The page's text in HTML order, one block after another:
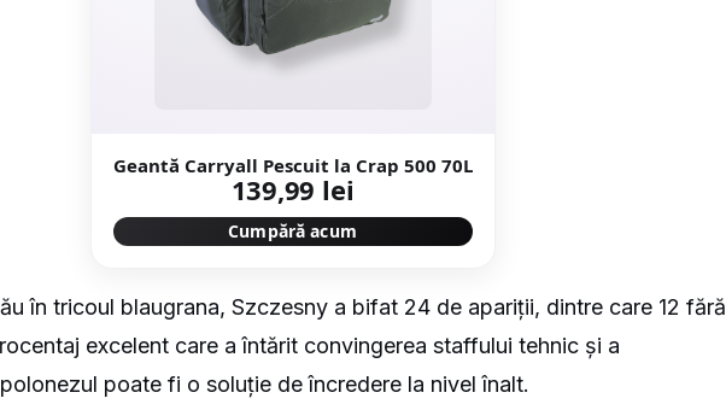
Geantă Carryall Pescuit la Crap 500 70L
139,99 lei
Cumpără acum
în tricoul blaugrana, Szczesny a bifat 24 de apariții, dintre care 12 fără
excelent care a întărit convingerea staffului tehnic și a
poate fi o soluție de încredere la nivel înalt.